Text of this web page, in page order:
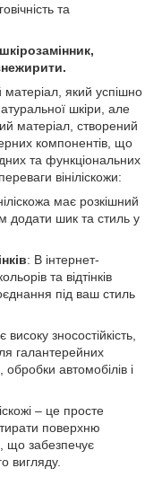
та
матеріал, який успішно
шкіри, але
матеріал, створений
компонентів, що
та функціональних
вініліскожи:
має розкішний
додати шик та стиль у
: В інтернет-
та відтінків
під ваш стиль
високу зносостійкість,
галантерейних
обробки автомобілів і
– це просте
поверхню
що забезпечує
вигляду.